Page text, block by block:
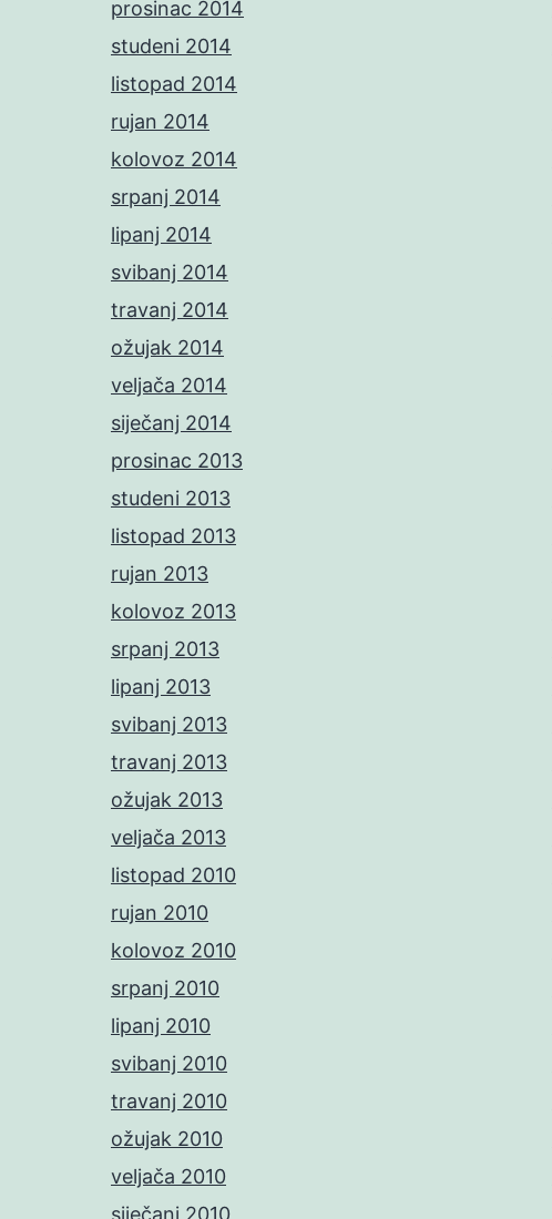
prosinac 2014
studeni 2014
listopad 2014
rujan 2014
kolovoz 2014
srpanj 2014
lipanj 2014
svibanj 2014
travanj 2014
ožujak 2014
veljača 2014
siječanj 2014
prosinac 2013
studeni 2013
listopad 2013
rujan 2013
kolovoz 2013
srpanj 2013
lipanj 2013
svibanj 2013
travanj 2013
ožujak 2013
veljača 2013
listopad 2010
rujan 2010
kolovoz 2010
srpanj 2010
lipanj 2010
svibanj 2010
travanj 2010
ožujak 2010
veljača 2010
siječanj 2010